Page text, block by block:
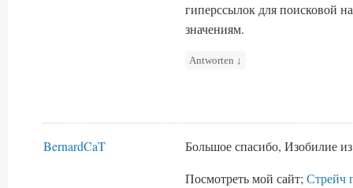
гиперссылок для поисковой
значениям.
Antworten ↓
BernardCaT
Большое спасибо, Изобилие
Посмотреть мой сайт;Стрейч